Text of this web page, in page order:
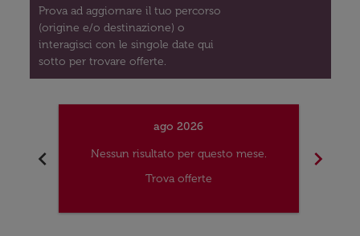
Prova ad aggiornare il tuo percorso
(origine e/o destinazione) o
interagisci con le singole date qui
sotto per trovare offerte.
chevron_left
ago 2026
Nessun risultato per questo mese.
Trova offerte
chevron_right